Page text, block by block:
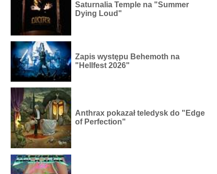
Saturnalia Temple na "Summer
Dying Loud"
Zapis występu Behemoth na
"Hellfest 2026"
Anthrax pokazał teledysk do "Edge
of Perfection"